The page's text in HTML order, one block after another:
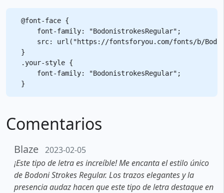
@font-face {
    font-family: "BodonistrokesRegular";
src: url("https://fontsforyou.com/fonts/b/
}
.your-style {
    font-family: "BodonistrokesRegular";
Comentarios
Blaze 2023-02-05
¡Este tipo de letra es increíble! Me encanta el estilo único
de Bodoni Strokes Regular. Los trazos elegantes y la
presencia audaz hacen que este tipo de letra destaque en